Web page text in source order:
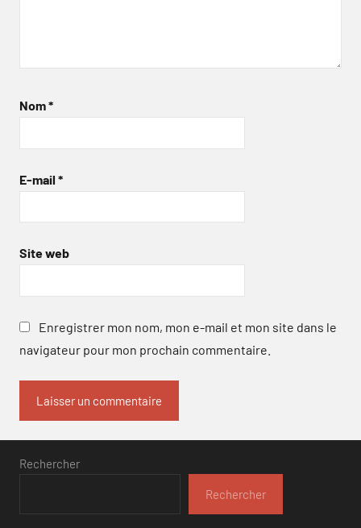
Nom*
E-mail *
Site web
Enregistrer mon nom, mon e-mail et mon site dans le
navigateur pour mon prochain commentaire.
Rechercher
Rechercher